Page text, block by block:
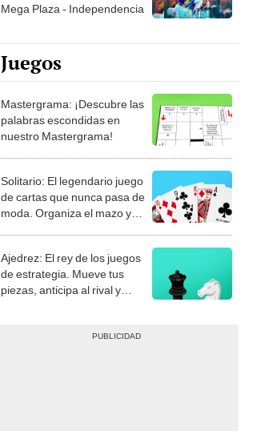
Mega Plaza - Independencia
Juegos
Mastergrama: ¡Descubre las
palabras escondidas en
nuestro Mastergrama!
Solitario: El legendario juego
de cartas que nunca pasa de
moda. Organiza el mazo y
Ajedrez: El rey de los juegos
de estrategia. Mueve tus
piezas, anticipa al rival y